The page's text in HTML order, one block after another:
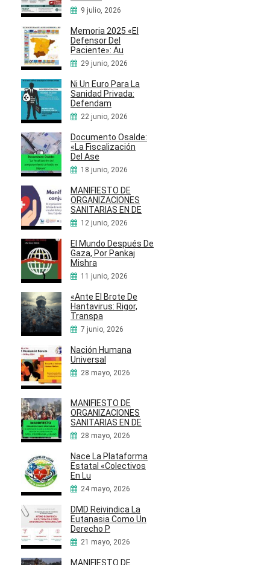
9 julio, 2026
Memoria 2025 «El
Defensor Del
Paciente»: Au
29 junio, 2026
Ni Un Euro Para La
Sanidad Privada:
Defendam
22 junio, 2026
Documento Osalde:
«La Fiscalización
Del Ase
18 junio, 2026
MANIFIESTO DE
ORGANIZACIONES
SANITARIAS EN DE
12 junio, 2026
El Mundo Después De
Gaza, Por Pankaj
Mishra
11 junio, 2026
«Ante El Brote De
Hantavirus: Rigor,
Transpa
7 junio, 2026
Nación Humana
Universal
28 mayo, 2026
MANIFIESTO DE
ORGANIZACIONES
SANITARIAS EN DE
28 mayo, 2026
Nace La Plataforma
Estatal «Colectivos
En Lu
24 mayo, 2026
DMD Reivindica La
Eutanasia Como Un
Derecho P
21 mayo, 2026
MANIFIESTO DE